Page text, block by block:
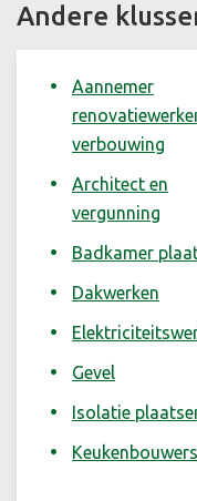
Andere
Aannemer
verbouwing
Architect en
vergunning
Badkamer
Dakwerken
Gevel
Isolatie
Keukenbouwers